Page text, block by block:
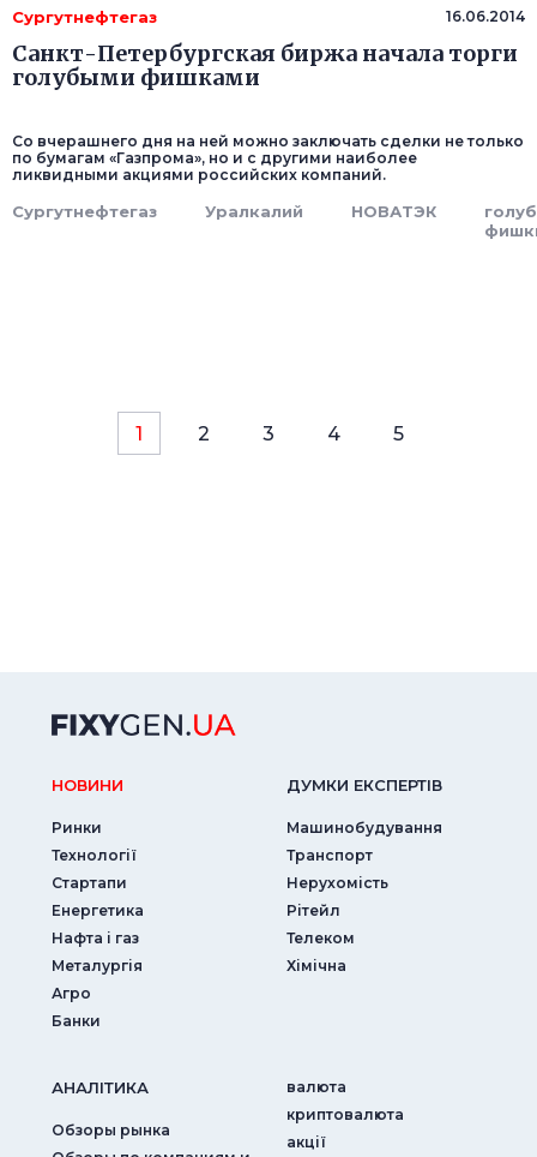
Сургутнефтегаз 16.06.2014
Санкт-Петербургская биржа начала торги
голубыми фишками
Со вчерашнего дня на ней можно заключать сделки не только
по бумагам «Газпрома», но и с другими наиболее
ликвидными акциями российских компаний.
Сургутнефтегаз Уралкалий НОВАТЭК
1 2 3 4 5
НОВИНИ
Ринки
Технології
Стартапи
Енергетика
Нафта і газ
Металургія
Агро
Банки
ДУМКИ ЕКСПЕРТIВ
Машинобудування
Транспорт
Нерухомість
Рітейл
Телеком
Хімічна
АНАЛIТИКА
Обзоры рынка
валюта
криптовалюта
акції